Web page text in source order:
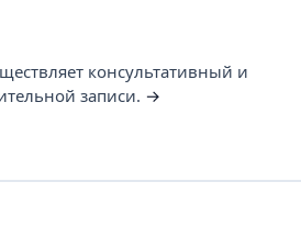
консультативный и
записи. →